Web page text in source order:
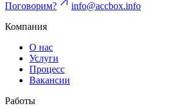
Поговорим?
info@accbox.info
Компания
О нас
Услуги
Процесс
Вакансии
Работы